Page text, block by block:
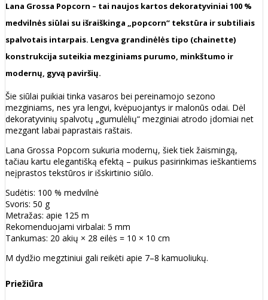
Lana Grossa Popcorn – tai naujos kartos dekoratyviniai 100 %
medvilnės siūlai su išraiškinga „popcorn“ tekstūra ir subtiliais
spalvotais intarpais. Lengva grandinėlės tipo (chainette)
konstrukcija suteikia mezginiams purumo, minkštumo ir
modernų, gyvą paviršių.
Šie siūlai puikiai tinka vasaros bei pereinamojo sezono
mezginiams, nes yra lengvi, kvėpuojantys ir malonūs odai. Dėl
dekoratyvinių spalvotų „gumulėlių“ mezginiai atrodo įdomiai net
mezgant labai paprastais raštais.
Lana Grossa Popcorn sukuria modernų, šiek tiek žaismingą,
tačiau kartu elegantišką efektą – puikus pasirinkimas ieškantiems
neįprastos tekstūros ir išskirtinio siūlo.
Sudėtis: 100 % medvilnė
Svoris: 50 g
Metražas: apie 125 m
Rekomenduojami virbalai: 5 mm
Tankumas: 20 akių × 28 eilės = 10 × 10 cm
M dydžio megztiniui gali reikėti apie 7–8 kamuoliukų.
Priežiūra